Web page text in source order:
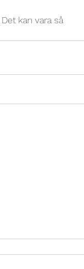
kan vara så